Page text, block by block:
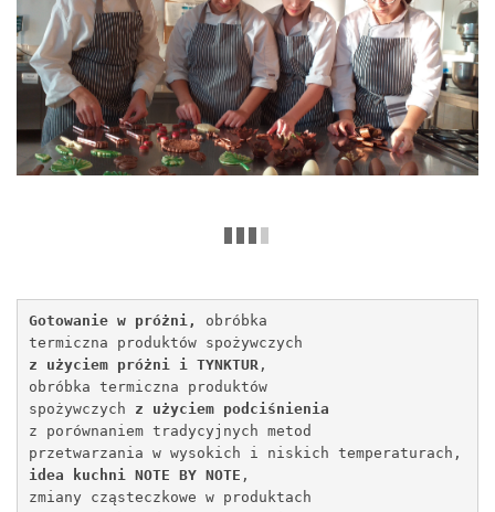
Gotowanie w próżni, obróbka
termiczna produktów spożywczych
z użyciem próżni i TYNKTUR,
obróbka termiczna produktów
spożywczych z użyciem podciśnienia
z porównaniem tradycyjnych metod
przetwarzania w wysokich i niskich temperaturach,
idea kuchni NOTE BY NOTE ,
zmiany cząsteczkowe w produktach